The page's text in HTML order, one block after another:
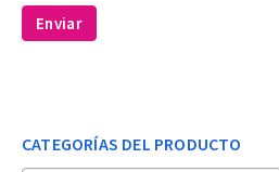
Enviar
CATEGORÍAS DEL PRODUCTO